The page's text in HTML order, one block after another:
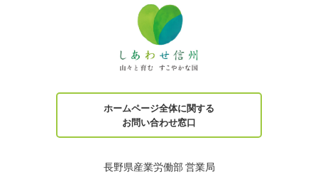
ホームページ全体に関する
お問い合わせ窓口
長野県産業労働部 営業局